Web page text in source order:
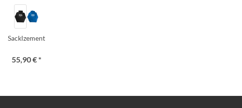
Sacklzement
55,90 € *